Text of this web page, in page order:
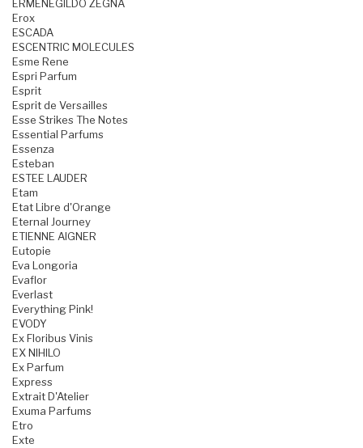
ERMENEGILDO ZEGNA
Erox
ESCADA
ESCENTRIC MOLECULES
Esme Rene
Espri Parfum
Esprit
Esprit de Versailles
Esse Strikes The Notes
Essential Parfums
Essenza
Esteban
ESTEE LAUDER
Etam
Etat Libre d'Orange
Eternal Journey
ETIENNE AIGNER
Eutopie
Eva Longoria
Evaflor
Everlast
Everything Pink!
EVODY
Ex Floribus Vinis
EX NIHILO
Ex Parfum
Express
Extrait D'Atelier
Exuma Parfums
Etro
Exte